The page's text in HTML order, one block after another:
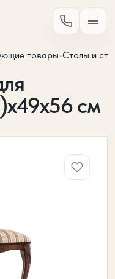
товары-Столы и
см